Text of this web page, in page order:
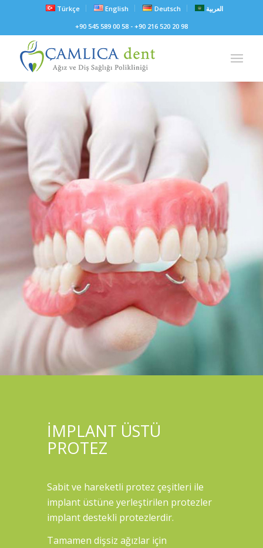
Türkçe English Deutsch
العربية
+90 545 589 00 58 - +90 216 520 20 98
İMPLANT ÜSTÜ
PROTEZ
Sabit ve hareketli protez çeşitleri ile
implant üstüne yerleştirilen protezler
implant destekli protezlerdir.
Tamamen dişsiz ağızlar için